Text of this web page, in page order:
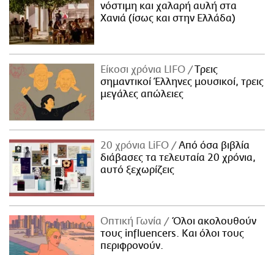
νόστιμη και χαλαρή αυλή στα
Χανιά (ίσως και στην Ελλάδα)
Είκοσι χρόνια LIFO
Tρεις
σημαντικοί Έλληνες μουσικοί, τρεις
μεγάλες απώλειες
20 χρόνια LiFO
Από όσα βιβλία
διάβασες τα τελευταία 20 χρόνια,
αυτό ξεχωρίζεις
Οπτική Γωνία
Όλοι ακολουθούν
τους influencers. Και όλοι τους
περιφρονούν.